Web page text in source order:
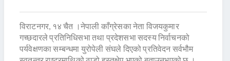
विराटनगर, १४ चैत ।नेपाली काँग्रेसका नेता विजयकुमार
गच्छदारले प्रतिनिधिसभा तथा प्रदेशसभा सदस्य निर्वाचनको
पर्यवेक्षणका सम्बन्धमा युरोपेली संघले दिएको प्रतिवेदन सर्वभौम